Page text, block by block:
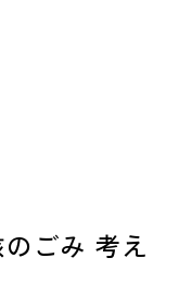
ごみ 考え